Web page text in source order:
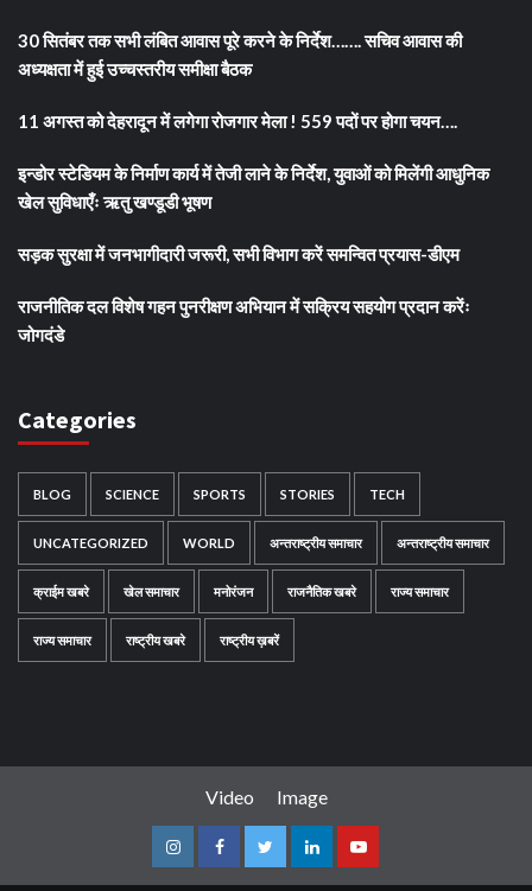
30 सितंबर तक सभी लंबित आवास पूरे करने के निर्देश……. सचिव आवास की
अध्यक्षता में हुई उच्चस्तरीय समीक्षा बैठक
11 अगस्त को देहरादून में लगेगा रोजगार मेला ! 559 पदों पर होगा चयन….
इन्डोर स्टेडियम के निर्माण कार्य में तेजी लाने के निर्देश, युवाओं को मिलेंगी आधुनिक
खेल सुविधाएँः ऋतु खण्डूडी भूषण
सड़क सुरक्षा में जनभागीदारी जरूरी, सभी विभाग करें समन्वित प्रयास-डीएम
राजनीतिक दल विशेष गहन पुनरीक्षण अभियान में सक्रिय सहयोग प्रदान करेंः
जोगदंडे
Categories
BLOG SCIENCE SPORTS STORIES TECH
UNCATEGORIZED WORLD अन्तराष्ट्रीय समाचार अन्तराष्ट्रीय समाचार
क्राईम खबरे खेल समाचार मनोरंजन राजनैतिक खबरे राज्य समाचार
राज्य समाचार राष्ट्रीय खबरे राष्ट्रीय ख़बरें
Video Image
InstagramFacebookTwitterLinkedinYoutube